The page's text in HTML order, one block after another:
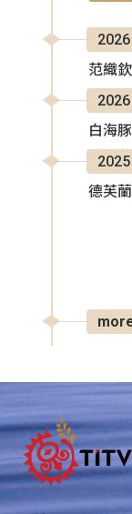
2026
范織
2026
白海
2025
德芙